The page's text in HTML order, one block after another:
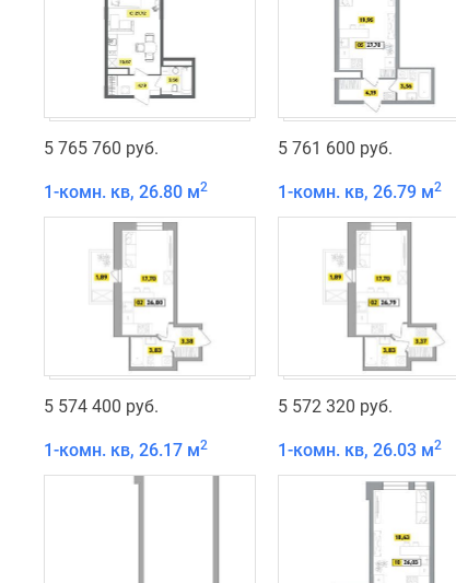
5 765 760 руб. 5 761 600 руб.
1-комн. кв, 26.80 м2
5 574 400 руб.
1-комн. кв, 26.79 м2
5 572 320 руб.
1-комн. кв, 26.17 м2 1-комн. кв, 26.03 м2